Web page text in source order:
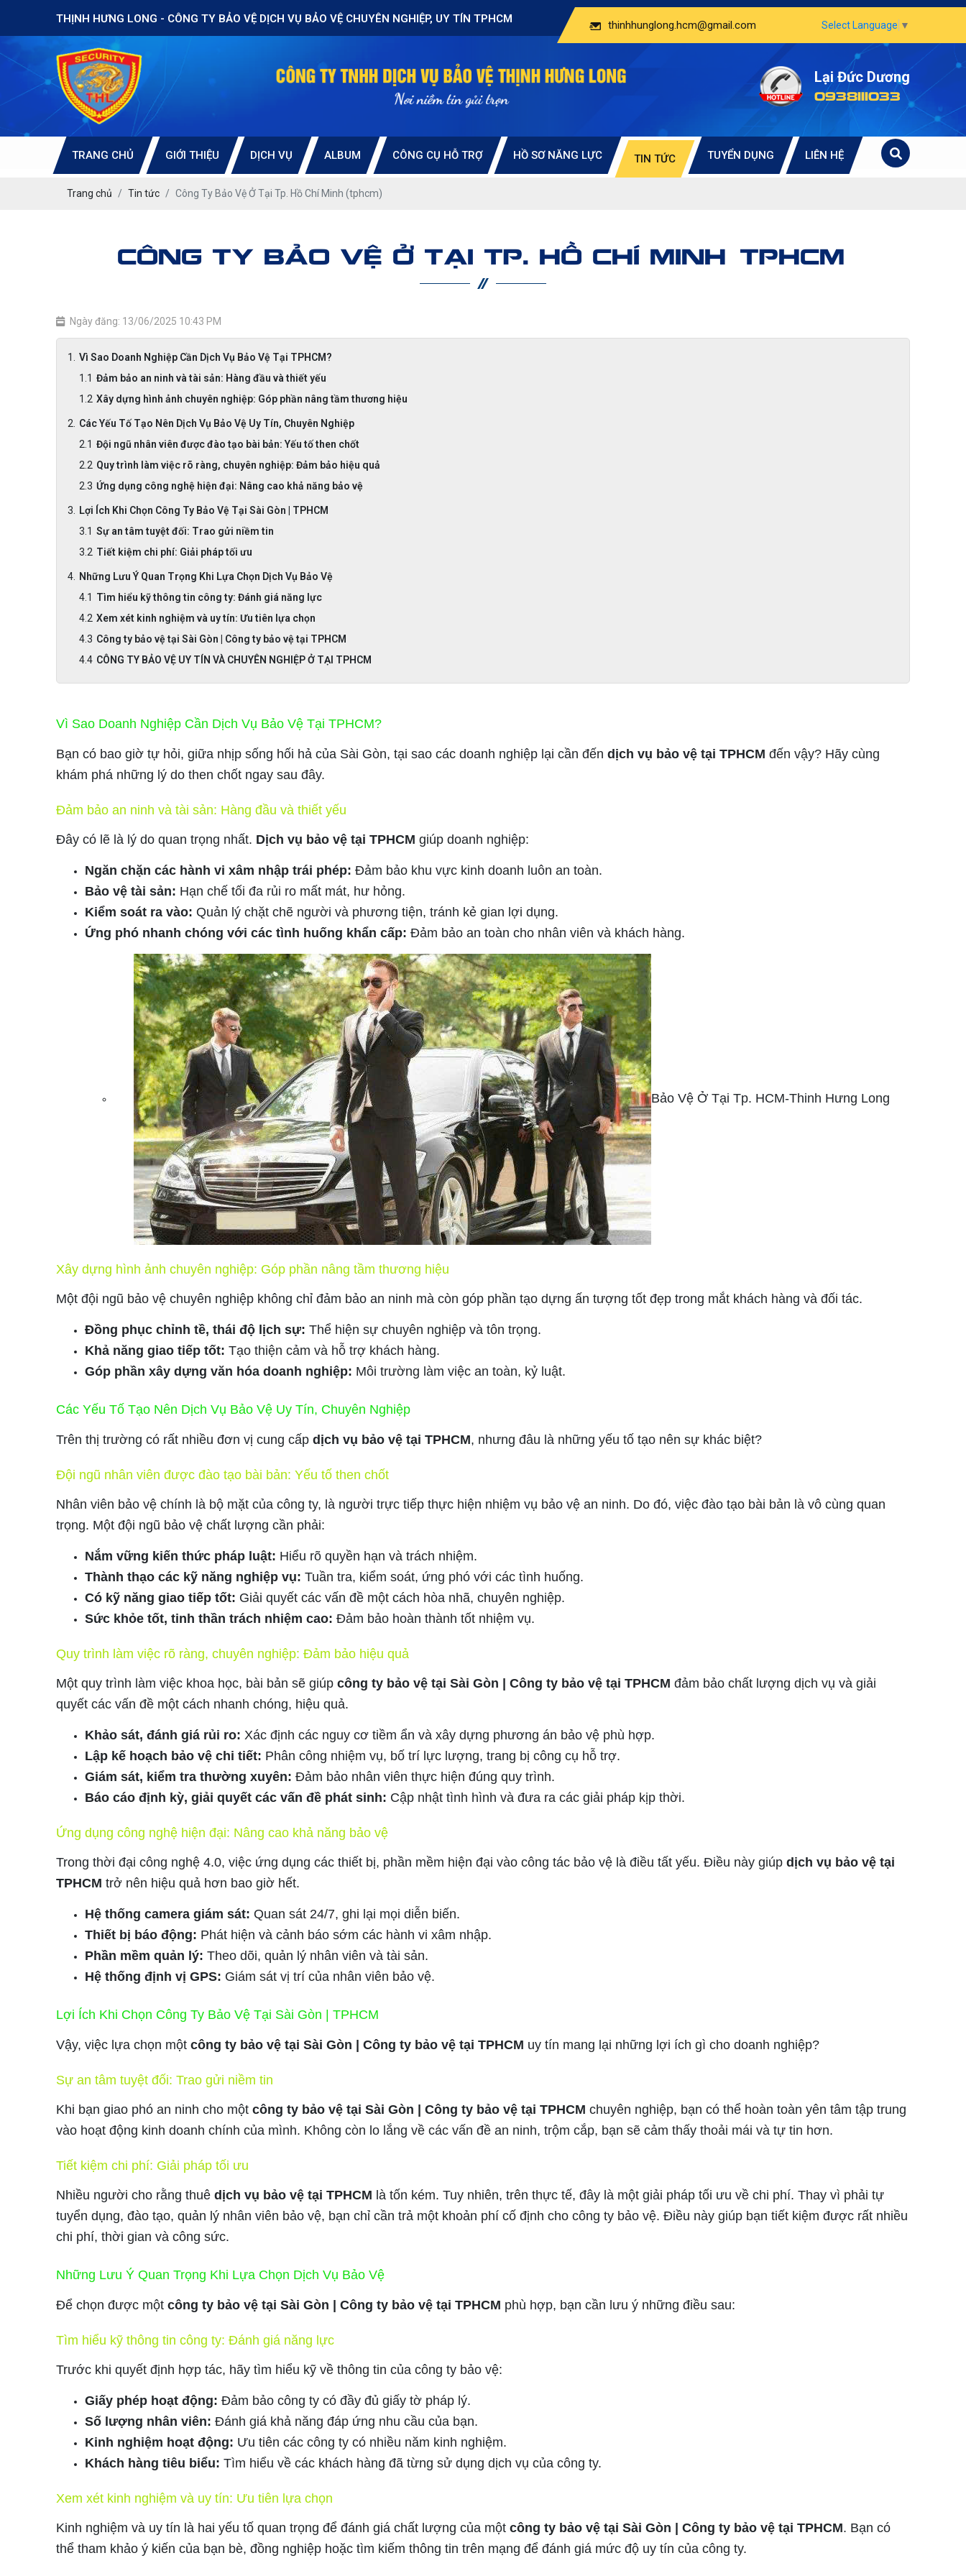
THỊNH HƯNG LONG - CÔNG TY BẢO VỆ DỊCH VỤ BẢO VỆ CHUYÊN NGHIỆP, UY TÍN TPHCM thinhhunglong.hcm@gmail.com Select Language ▼
Lại Đức Dương
0938111033
TRANG CHỦ GIỚI THIỆU DỊCH VỤ ALBUM CÔNG CỤ HỖ TRỢ HỒ SƠ NĂNG LỰC TIN TỨC TUYỂN DỤNG LIÊN HỆ
Trang chủ Tin tức Công Ty Bảo Vệ Ở Tại Tp. Hồ Chí Minh (tphcm)
CÔNG TY BẢO VỆ Ở TẠI TP. HỒ CHÍ MINH (TPHCM)
Ngày đăng: 13/06/2025 10:43 PM
Vì Sao Doanh Nghiệp Cần Dịch Vụ Bảo Vệ Tại TPHCM?
Đảm bảo an ninh và tài sản: Hàng đầu và thiết yếu
Xây dựng hình ảnh chuyên nghiệp: Góp phần nâng tầm thương hiệu
Các Yếu Tố Tạo Nên Dịch Vụ Bảo Vệ Uy Tín, Chuyên Nghiệp
Đội ngũ nhân viên được đào tạo bài bản: Yếu tố then chốt
Quy trình làm việc rõ ràng, chuyên nghiệp: Đảm bảo hiệu quả
Ứng dụng công nghệ hiện đại: Nâng cao khả năng bảo vệ
Lợi Ích Khi Chọn Công Ty Bảo Vệ Tại Sài Gòn | TPHCM
Sự an tâm tuyệt đối: Trao gửi niềm tin
Tiết kiệm chi phí: Giải pháp tối ưu
Những Lưu Ý Quan Trọng Khi Lựa Chọn Dịch Vụ Bảo Vệ
Tìm hiểu kỹ thông tin công ty: Đánh giá năng lực
Xem xét kinh nghiệm và uy tín: Ưu tiên lựa chọn
Công ty bảo vệ tại Sài Gòn | Công ty bảo vệ tại TPHCM
CÔNG TY BẢO VỆ UY TÍN VÀ CHUYÊN NGHIỆP Ở TẠI TPHCM
Vì Sao Doanh Nghiệp Cần Dịch Vụ Bảo Vệ Tại TPHCM?
Bạn có bao giờ tự hỏi, giữa nhịp sống hối hả của Sài Gòn, tại sao các doanh nghiệp lại cần đến dịch vụ bảo vệ tại TPHCM đến vậy? Hãy cùng
khám phá những lý do then chốt ngay sau đây.
Đảm bảo an ninh và tài sản: Hàng đầu và thiết yếu
Đây có lẽ là lý do quan trọng nhất. Dịch vụ bảo vệ tại TPHCM giúp doanh nghiệp:
Ngăn chặn các hành vi xâm nhập trái phép: Đảm bảo khu vực kinh doanh luôn an toàn.
Bảo vệ tài sản: Hạn chế tối đa rủi ro mất mát, hư hỏng.
Kiểm soát ra vào: Quản lý chặt chẽ người và phương tiện, tránh kẻ gian lợi dụng.
Ứng phó nhanh chóng với các tình huống khẩn cấp: Đảm bảo an toàn cho nhân viên và khách hàng.
Bảo Vệ Ở Tại Tp. HCM-Thinh Hưng Long
Xây dựng hình ảnh chuyên nghiệp: Góp phần nâng tầm thương hiệu
Một đội ngũ bảo vệ chuyên nghiệp không chỉ đảm bảo an ninh mà còn góp phần tạo dựng ấn tượng tốt đẹp trong mắt khách hàng và đối tác.
Đồng phục chỉnh tề, thái độ lịch sự: Thể hiện sự chuyên nghiệp và tôn trọng.
Khả năng giao tiếp tốt: Tạo thiện cảm và hỗ trợ khách hàng.
Góp phần xây dựng văn hóa doanh nghiệp: Môi trường làm việc an toàn, kỷ luật.
Các Yếu Tố Tạo Nên Dịch Vụ Bảo Vệ Uy Tín, Chuyên Nghiệp
Trên thị trường có rất nhiều đơn vị cung cấp dịch vụ bảo vệ tại TPHCM, nhưng đâu là những yếu tố tạo nên sự khác biệt?
Đội ngũ nhân viên được đào tạo bài bản: Yếu tố then chốt
Nhân viên bảo vệ chính là bộ mặt của công ty, là người trực tiếp thực hiện nhiệm vụ bảo vệ an ninh. Do đó, việc đào tạo bài bản là vô cùng quan
trọng. Một đội ngũ bảo vệ chất lượng cần phải:
Nắm vững kiến thức pháp luật: Hiểu rõ quyền hạn và trách nhiệm.
Thành thạo các kỹ năng nghiệp vụ: Tuần tra, kiểm soát, ứng phó với các tình huống.
Có kỹ năng giao tiếp tốt: Giải quyết các vấn đề một cách hòa nhã, chuyên nghiệp.
Sức khỏe tốt, tinh thần trách nhiệm cao: Đảm bảo hoàn thành tốt nhiệm vụ.
Quy trình làm việc rõ ràng, chuyên nghiệp: Đảm bảo hiệu quả
Một quy trình làm việc khoa học, bài bản sẽ giúp công ty bảo vệ tại Sài Gòn | Công ty bảo vệ tại TPHCM đảm bảo chất lượng dịch vụ và giải
quyết các vấn đề một cách nhanh chóng, hiệu quả.
Khảo sát, đánh giá rủi ro: Xác định các nguy cơ tiềm ẩn và xây dựng phương án bảo vệ phù hợp.
Lập kế hoạch bảo vệ chi tiết: Phân công nhiệm vụ, bố trí lực lượng, trang bị công cụ hỗ trợ.
Giám sát, kiểm tra thường xuyên: Đảm bảo nhân viên thực hiện đúng quy trình.
Báo cáo định kỳ, giải quyết các vấn đề phát sinh: Cập nhật tình hình và đưa ra các giải pháp kịp thời.
Ứng dụng công nghệ hiện đại: Nâng cao khả năng bảo vệ
Trong thời đại công nghệ 4.0, việc ứng dụng các thiết bị, phần mềm hiện đại vào công tác bảo vệ là điều tất yếu. Điều này giúp dịch vụ bảo vệ tại
TPHCM trở nên hiệu quả hơn bao giờ hết.
Hệ thống camera giám sát: Quan sát 24/7, ghi lại mọi diễn biến.
Thiết bị báo động: Phát hiện và cảnh báo sớm các hành vi xâm nhập.
Phần mềm quản lý: Theo dõi, quản lý nhân viên và tài sản.
Hệ thống định vị GPS: Giám sát vị trí của nhân viên bảo vệ.
Lợi Ích Khi Chọn Công Ty Bảo Vệ Tại Sài Gòn | TPHCM
Vậy, việc lựa chọn một công ty bảo vệ tại Sài Gòn | Công ty bảo vệ tại TPHCM uy tín mang lại những lợi ích gì cho doanh nghiệp?
Sự an tâm tuyệt đối: Trao gửi niềm tin
Khi bạn giao phó an ninh cho một công ty bảo vệ tại Sài Gòn | Công ty bảo vệ tại TPHCM chuyên nghiệp, bạn có thể hoàn toàn yên tâm tập trung
vào hoạt động kinh doanh chính của mình. Không còn lo lắng về các vấn đề an ninh, trộm cắp, bạn sẽ cảm thấy thoải mái và tự tin hơn.
Tiết kiệm chi phí: Giải pháp tối ưu
Nhiều người cho rằng thuê dịch vụ bảo vệ tại TPHCM là tốn kém. Tuy nhiên, trên thực tế, đây là một giải pháp tối ưu về chi phí. Thay vì phải tự
tuyển dụng, đào tạo, quản lý nhân viên bảo vệ, bạn chỉ cần trả một khoản phí cố định cho công ty bảo vệ. Điều này giúp bạn tiết kiệm được rất nhiều
chi phí, thời gian và công sức.
Những Lưu Ý Quan Trọng Khi Lựa Chọn Dịch Vụ Bảo Vệ
Để chọn được một công ty bảo vệ tại Sài Gòn | Công ty bảo vệ tại TPHCM phù hợp, bạn cần lưu ý những điều sau:
Tìm hiểu kỹ thông tin công ty: Đánh giá năng lực
Trước khi quyết định hợp tác, hãy tìm hiểu kỹ về thông tin của công ty bảo vệ:
Giấy phép hoạt động: Đảm bảo công ty có đầy đủ giấy tờ pháp lý.
Số lượng nhân viên: Đánh giá khả năng đáp ứng nhu cầu của bạn.
Kinh nghiệm hoạt động: Ưu tiên các công ty có nhiều năm kinh nghiệm.
Khách hàng tiêu biểu: Tìm hiểu về các khách hàng đã từng sử dụng dịch vụ của công ty.
Xem xét kinh nghiệm và uy tín: Ưu tiên lựa chọn
Kinh nghiệm và uy tín là hai yếu tố quan trọng để đánh giá chất lượng của một công ty bảo vệ tại Sài Gòn | Công ty bảo vệ tại TPHCM. Bạn có
thể tham khảo ý kiến của bạn bè, đồng nghiệp hoặc tìm kiếm thông tin trên mạng để đánh giá mức độ uy tín của công ty.